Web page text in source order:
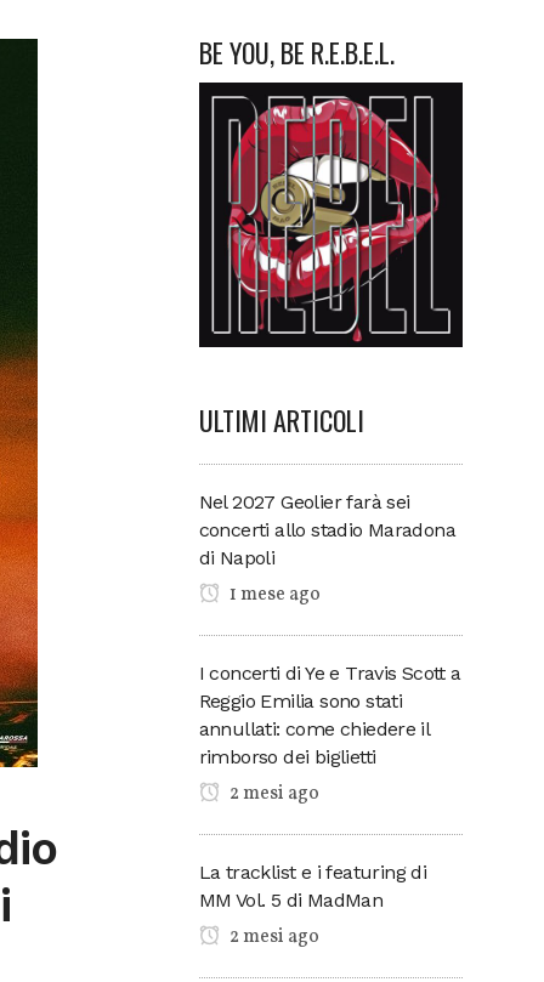
BE YOU, BE R.E.B.E.L.
ULTIMI ARTICOLI
Nel 2027 Geolier farà sei
concerti allo stadio Maradona
di Napoli
1 mese ago
I concerti di Ye e Travis Scott a
Reggio Emilia sono stati
annullati: come chiedere il
rimborso dei biglietti
2 mesi ago
La tracklist e i featuring di
MM Vol. 5 di MadMan
2 mesi ago